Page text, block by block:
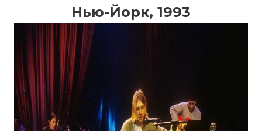
Нью-Йорк, 1993